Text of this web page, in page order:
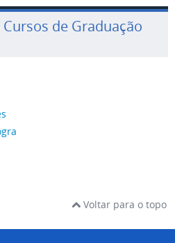
de Graduação
Voltar para o topo